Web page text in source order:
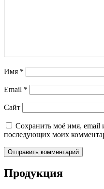
Имя *
Email *
Сайт
Сохранить моё имя, email
последующих моих
Продукция